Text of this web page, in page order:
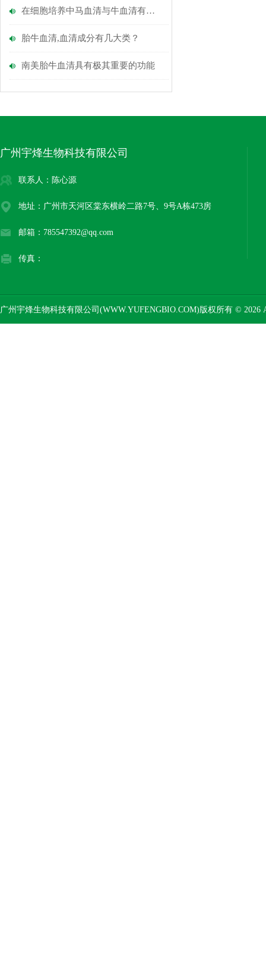
在细胞培养中马血清与牛血清有什么区别？
胎牛血清,血清成分有几大类？
南美胎牛血清具有极其重要的功能
广州宇烽生物科技有限公司
联系人：陈心源
地址：广州市天河区棠东横岭二路7号、9号A栋473房
邮箱：785547392@qq.com
传真：
广州宇烽生物科技有限公司(WWW.YUFENGBIO.COM)版权所有 © 2026